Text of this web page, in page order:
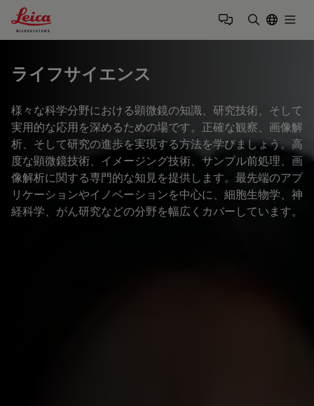
Leica Microsystems Logo
ライフサイエンス
様々な科学分野における顕微鏡の知識、研究技術、そして
実用的な応用を深めるための場です。正確な観察、画像解
析、そして研究の進歩を実現する方法を学びましょう。高
度な顕微鏡技術、イメージング技術、サンプル前処理、画
像解析に関する専門的な知見を提供します。最先端のアプ
リケーションやイノベーションを中心に、細胞生物学、神
経科学、がん研究などの分野を幅広くカバーしています。